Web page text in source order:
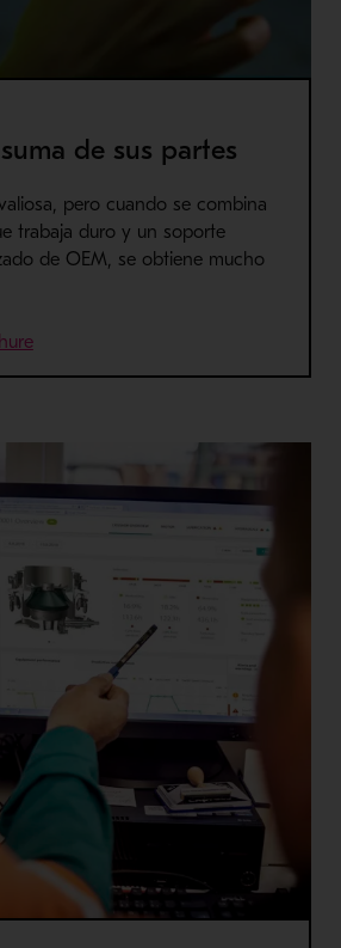
de sus partes
pero cuando se combina
trabaja duro y un soporte
de OEM, se obtiene mucho